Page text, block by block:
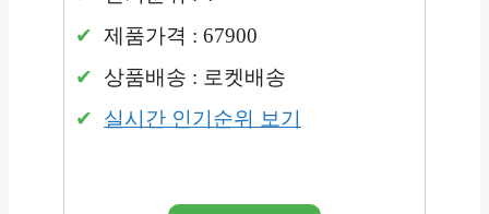
제품가격 : 67900
상품배송 : 로켓배송
실시간 인기순위 보기